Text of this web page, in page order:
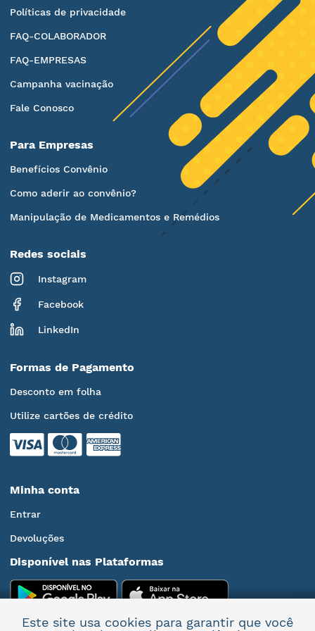
Políticas de privacidade
FAQ-COLABORADOR
FAQ-EMPRESAS
Campanha vacinação
Fale Conosco
Para Empresas
Benefícios Convênio
Como aderir ao convênio?
Manipulação de Medicamentos e Remédios
Redes sociais
Instagram
Facebook
LinkedIn
Formas de Pagamento
Desconto em folha
Utilize cartões de crédito
Minha conta
Entrar
Devoluções
Disponível nas Plataformas
Este site usa cookies para garantir que você